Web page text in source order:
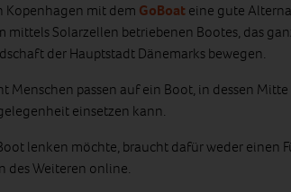
Kopenhagen mit dem GoBoateine gute
mittels Solarzellen betriebenen Bootes, das
der Hauptstadt Dänemarks bewegen.
Menschen passen auf ein Boot, in dessen
einsetzen kann.
lenken möchte, braucht dafür weder einen
des Weiteren online.